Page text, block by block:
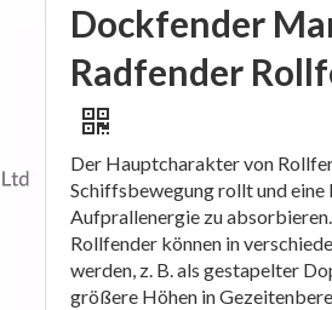
Dockfender
Radfender
Der Hauptcharakter von
Schiffsbewegung rollt und eine
Aufprallenergie zu absorbieren.
Rollfender können in
werden, z. B. als gestapelter
größere Höhen in